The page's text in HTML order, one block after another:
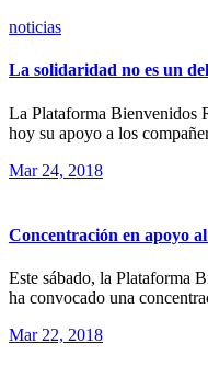
noticias
La solidaridad no es un
La Plataforma Bienvenidos Refugiados de La Rioja ha mostrado
hoy su apoyo a los
Mar 24, 2018
Concentración en apoyo
Este sábado, la Plataforma Bienvenid@s Refugiad@s de La Rioja
ha convocado una
Mar 22, 2018